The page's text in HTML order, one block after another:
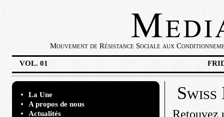
Mouvement de Résistance Sociale aux
VOL. 01
La Une
A propos de nous
Actualités
Retouvez